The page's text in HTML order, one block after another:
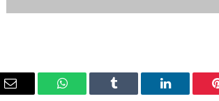
بينتيريستلينكدإن Tumblr واتساب